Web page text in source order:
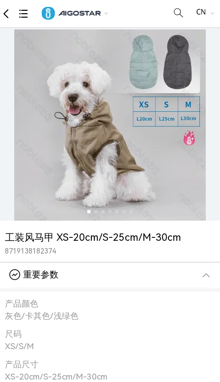
商品 详细参数
工装风马甲 XS-20cm/S-25cm/M-30cm
8719138182374
重要参数
产品颜色
灰色/卡其色/浅绿色
尺码
XS/S/M
产品尺寸
XS-20cm/S-25cm/M-30cm